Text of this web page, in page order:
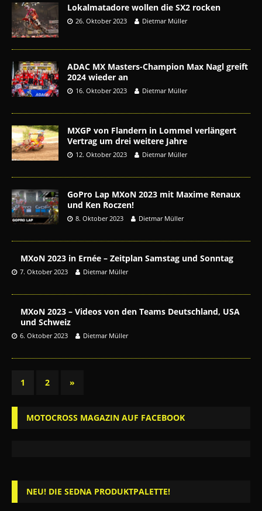
Lokalmatadore wollen die SX2 rocken
26. Oktober 2023 Dietmar Müller
ADAC MX Masters-Champion Max Nagl greift
2024 wieder an
16. Oktober 2023 Dietmar Müller
MXGP von Flandern in Lommel verlängert
Vertrag um drei weitere Jahre
12. Oktober 2023 Dietmar Müller
GoPro Lap MXoN 2023 mit Maxime Renaux
und Ken Roczen!
8. Oktober 2023 Dietmar Müller
MXoN 2023 in Ernée – Zeitplan Samstag und Sonntag
7. Oktober 2023 Dietmar Müller
MXoN 2023 – Videos von den Teams Deutschland, USA
und Schweiz
6. Oktober 2023 Dietmar Müller
1 2 »
MOTOCROSS MAGAZIN AUF FACEBOOK
NEU! DIE SEDNA PRODUKTPALETTE!